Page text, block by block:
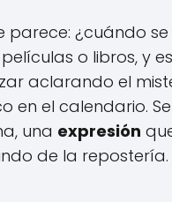
¿cuándo
o libros, y
aclarando el
en el calendario.
una expresión
de la repostería.